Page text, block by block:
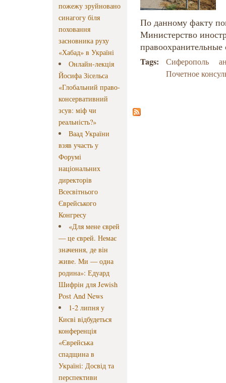
пожежу зруйновано
синагогу біля
поховання
засновника руху
«Хабад» в Україні
Онлайн-лекція
Йосифа Зісельса
«Глобальний право-
консервативний
зсув: міф чи
реальність?»
Ваад України
взяв участь у
Форумі
національних
директорів
Всесвітнього
Єврейського
Конгресу
«Для мене єврей
— це єврей. Немає
значення, де він
живе. Ми — одна
родина»: Едуард
Шифрін для Jewish
Post And News
1-2 липня у
Києві відбудеться
конференція
«Єврейська
спадщина в
Україні: Досвід та
перспективи
По данному факту
Министерство
правоохранительные
Tags: Сиферополь
Почетное